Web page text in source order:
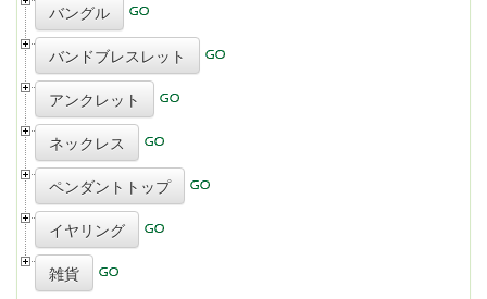
バングル
バンドブレスレット
アンクレット
ネックレス
ペンダントトップ
イヤリング
雑貨